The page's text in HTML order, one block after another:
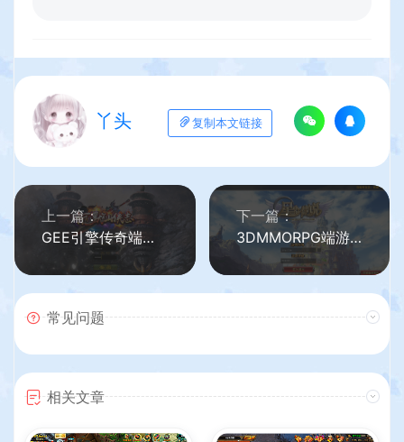
丫头 复制本文链接
上一篇：
GEE引擎传奇端游【沉默仙侠志单职业】最新整理WIN系服务端+配套登录器补丁+详细搭建教程+视频教程
下一篇：
3DMMORPG端游【星尘传说之名器星尘】最新整理WIN系服务端+PC客户端+GM工具+详细搭建教程+视频教程
常见问题
相关文章